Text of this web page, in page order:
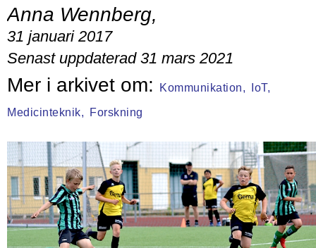
Anna Wennberg,
31 januari 2017
Senast uppdaterad 31 mars 2021
Kommunikation, IoT,
Medicinteknik, Forskning